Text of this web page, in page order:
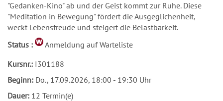
"Gedanken-Kino" ab und der Geist kommt zur Ruhe. Diese
"Meditation in Bewegung" fördert die Ausgeglichenheit,
weckt Lebensfreude und steigert die Belastbarkeit.
Status :
Anmeldung auf Warteliste
Kursnr.: I301188
Beginn: Do., 17.09.2026, 18:00 - 19:30 Uhr
Dauer: 12 Termin(e)